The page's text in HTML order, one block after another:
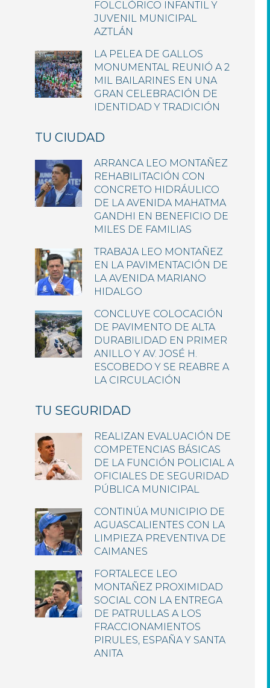
FOLCLÓRICO INFANTIL Y
JUVENIL MUNICIPAL
AZTLÁN
LA PELEA DE GALLOS
MONUMENTAL REUNIÓ A 2
MIL BAILARINES EN UNA
GRAN CELEBRACIÓN DE
IDENTIDAD Y TRADICIÓN
TU CIUDAD
ARRANCA LEO MONTAÑEZ
REHABILITACIÓN CON
CONCRETO HIDRÁULICO
DE LA AVENIDA MAHATMA
GANDHI EN BENEFICIO DE
MILES DE FAMILIAS
TRABAJA LEO MONTAÑEZ
EN LA PAVIMENTACIÓN DE
LA AVENIDA MARIANO
HIDALGO
CONCLUYE COLOCACIÓN
DE PAVIMENTO DE ALTA
DURABILIDAD EN PRIMER
ANILLO Y AV. JOSÉ H.
ESCOBEDO Y SE REABRE A
LA CIRCULACIÓN
TU SEGURIDAD
REALIZAN EVALUACIÓN DE
COMPETENCIAS BÁSICAS
DE LA FUNCIÓN POLICIAL A
OFICIALES DE SEGURIDAD
PÚBLICA MUNICIPAL
CONTINÚA MUNICIPIO DE
AGUASCALIENTES CON LA
LIMPIEZA PREVENTIVA DE
CAIMANES
FORTALECE LEO
MONTAÑEZ PROXIMIDAD
SOCIAL CON LA ENTREGA
DE PATRULLAS A LOS
FRACCIONAMIENTOS
PIRULES, ESPAÑA Y SANTA
ANITA